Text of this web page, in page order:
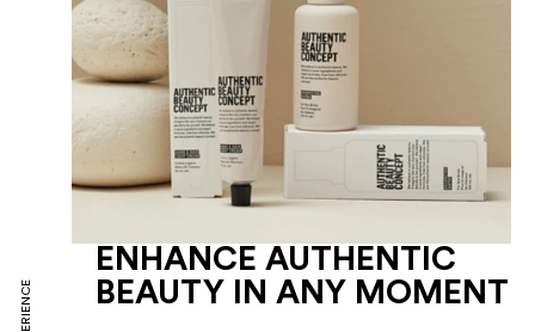
ENHANCE AUTHENTIC
BEAUTY IN ANY MOMENT